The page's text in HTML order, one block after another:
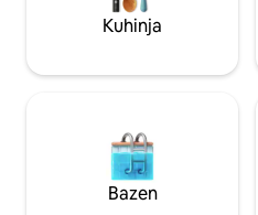
Kuhinja
Bazen